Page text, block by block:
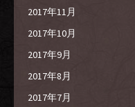
2017年11月
2017年10月
2017年9月
2017年8月
2017年7月